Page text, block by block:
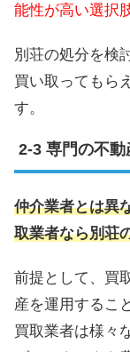
能性が高い選択
別荘の処分を検
買い取ってもら
す。
専門の不動
仲介業者とは異
取業者なら別荘
前提として、買
産を運用するこ
買取業者は様々